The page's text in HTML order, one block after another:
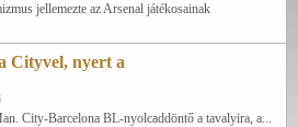
jellemezte az Arsenal játékosainak
Cityvel, nyert a
City-Barcelona BL-nyolcaddöntő a tavalyira, a...